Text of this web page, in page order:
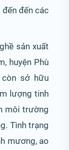
đến các
sản xuất
huyện Phù
sở hữu
lượng tinh
môi trường
Tình trạng
mương, ao